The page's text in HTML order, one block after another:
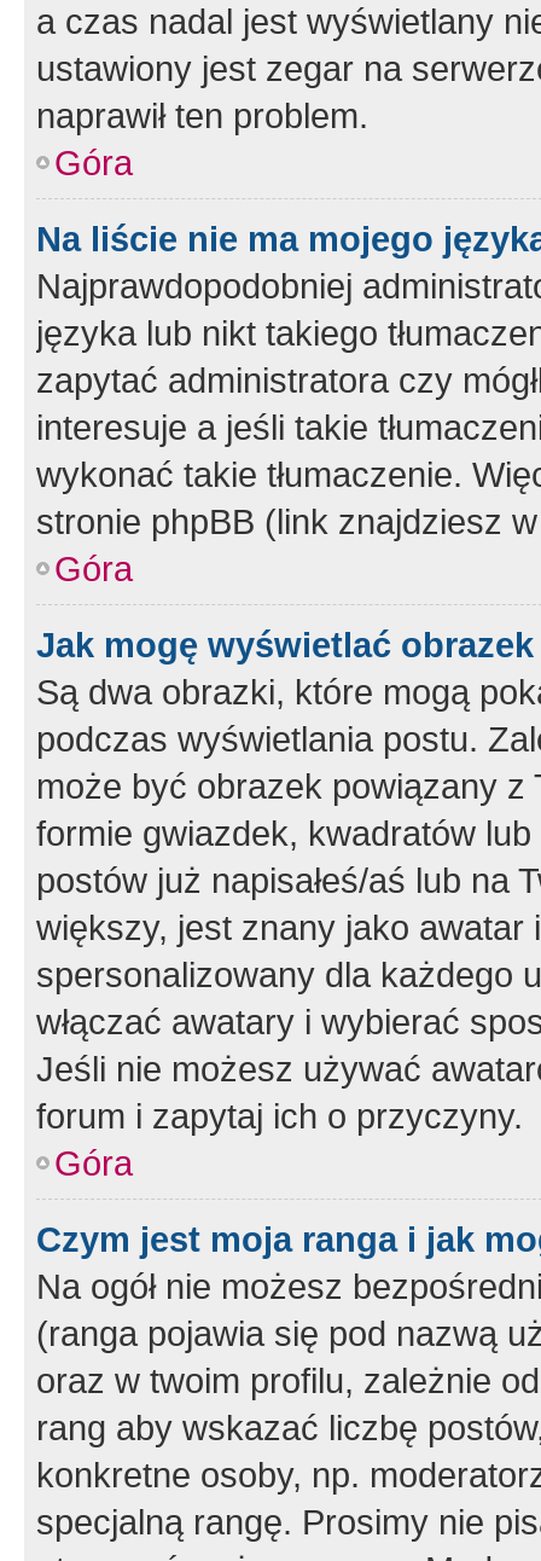
a czas nadal jest wyświetlany
ustawiony jest zegar na
naprawił ten problem.
Góra
Na liście nie ma mojego
Najprawdopodobniej
języka lub nikt takiego
zapytać administratora czy
interesuje a jeśli takie
wykonać takie tłumaczenie.
stronie phpBB (link znajdziesz
Góra
Jak mogę wyświetlać
Są dwa obrazki, które mogą
podczas wyświetlania postu.
może być obrazek powiązany z
formie gwiazdek, kwadratów
postów już napisałeś/aś lub na
większy, jest znany jako
spersonalizowany dla każdego
włączać awatary i wybierać
Jeśli nie możesz używać
forum i zapytaj ich o przyczyny.
Góra
Czym jest moja ranga i jak
Na ogół nie możesz
(ranga pojawia się pod nazwą
oraz w twoim profilu, zależnie
rang aby wskazać liczbę
konkretne osoby, np.
specjalną rangę. Prosimy nie